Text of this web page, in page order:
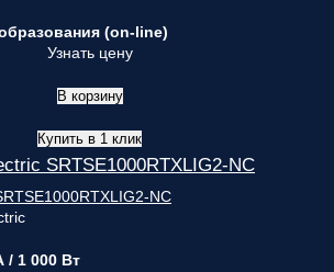
(on-line)
Узнать цену
В корзину
Купить в 1 клик
SRTSE1000RTXLIG2-NC
/ 1 000 Вт